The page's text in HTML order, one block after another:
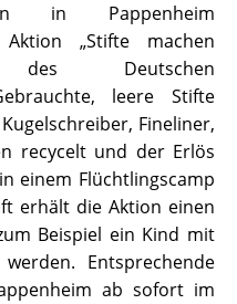
in Pappenheim
„Stifte machen
Deutschen
leere Stifte
Fineliner,
recycelt und der Erlös
einem Flüchtlingscamp
erhält die Aktion einen
Beispiel ein Kind mit
Entsprechende
ab sofort im